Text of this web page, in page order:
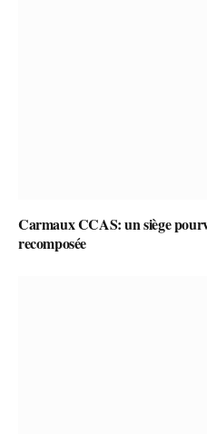
Carmaux CCAS: un siège
recomposée